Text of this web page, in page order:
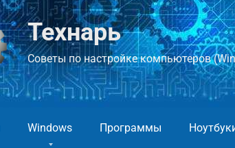
Технарь
Советы по настройке компьютеров
Windows Программы